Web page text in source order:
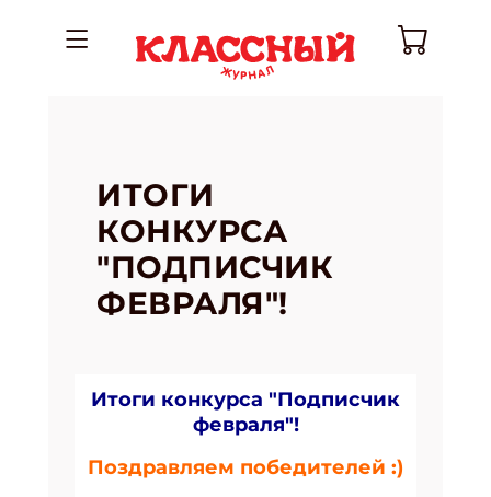
ИТОГИ
КОНКУРСА
"ПОДПИСЧИК
ФЕВРАЛЯ"!
Итоги конкурса "Подписчик
февраля"!
Поздравляем победителей :)